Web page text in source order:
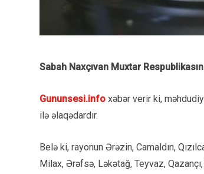
Sabah Naxçıvan Muxtar
Gununsesi.info xəbər verir ki,
ilə əlaqədardır.
Belə ki, rayonun Ərəzin, Camaldın,
Milax, Ərəfsə, Ləkətağ, Teyvaz,